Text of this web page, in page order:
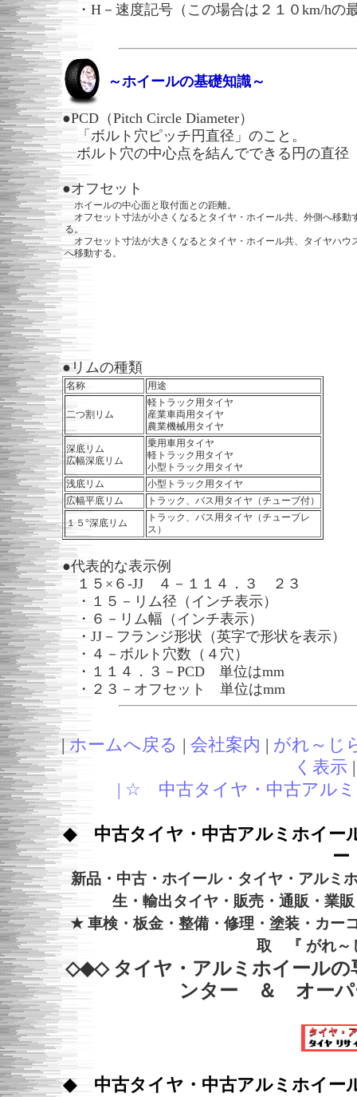
・H－速度記号（この場合は２１０km/hの
～ホイールの基礎知識～
●PCD（Pitch Circle Diameter）
「ボルト穴ピッチ円直径」のこと。
ボルト穴の中心点を結んでできる円の直径
●オフセット
ホイールの中心面と取付面との距離。
オフセット寸法が小さくなるとタイヤ・ホイール共、外側へ移動
る。
オフセット寸法が大きくなるとタイヤ・ホイール共、タイヤハウ
へ移動する。
●リムの種類
名称 用途
二つ割リム
軽トラック用タイヤ
産業車両用タイヤ
農業機械用タイヤ
深底リム
広幅深底リム
乗用車用タイヤ
軽トラック用タイヤ
小型トラック用タイヤ
浅底リム
小型トラック用タイヤ
広幅平底リム
トラック、バス用タイヤ（チューブ付）
１５°深底リム
トラック、バス用タイヤ（チューブレ
ス）
●代表的な表示例
１５×６-JJ ４－１１４．３ ２３
・１５－リム径（インチ表示）
・６－リム幅（インチ表示）
・JJ－フランジ形状（英字で形状を表示）
・４－ボルト穴数（４穴）
・１１４．３－PCD 単位はmm
・２３－オフセット 単位はmm
|ホームへ戻る | 会社案内 | がれ～じ
く表示
| ☆ 中古タイヤ・中古アル
◆ 中古タイヤ・中古アルミホイー
新品・中古・ホイール・タイヤ・アルミ
生・輸出タイヤ・販売・通販・業
★ 車検・板金・整備・修理・塗装・カー
取 『 がれ
◇◆◇ タイヤ・アルミホイール
ンター ＆ オーパ
◆ 中古タイヤ・中古アルミホイー